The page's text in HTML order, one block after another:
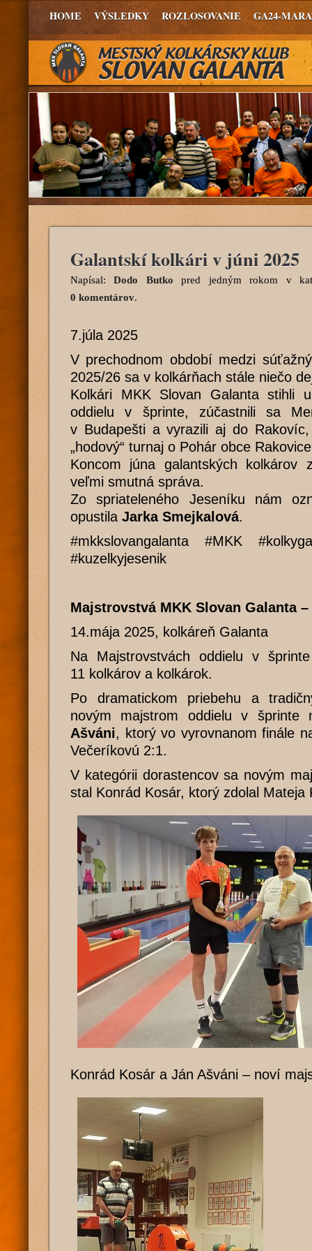
HOME VÝSLEDKY ROZLOSOVANIE GA24-
Galantskí kolkári v júni 2025
Napísal:Dodo Butko pred jedným rokom v
0 komentárov.
7.júla 2025
V prechodnom období medzi
2025/26 sa v kolkárňach stále niečo
Kolkári MKK Slovan Galanta stihli
oddielu v šprinte, zúčastnili sa
v Budapešti a vyrazili aj do
„hodový“ turnaj o Pohár obce
Koncom júna galantských kolkárov
veľmi smutná správa.
Zo spriateleného Jeseníku nám
opustila Jarka Smejkalová.
#mkkslovangalanta #MKK
#kuzelkyjesenik
Majstrovstvá MKK Slovan Galanta –
14.mája 2025, kolkáreň Galanta
Na Majstrovstvách oddielu v
11 kolkárov a kolkárok.
Po dramatickom priebehu a
novým majstrom oddielu v
Ašváni, ktorý vo vyrovnanom finále
Večeríkovú 2:1.
V kategórii dorastencov sa novým
stal Konrád Kosár, ktorý zdolal Mateja
Konrád Kosár a Ján Ašváni – noví